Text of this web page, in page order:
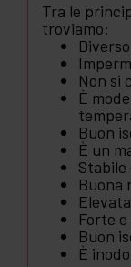
Tra le
troviamo:
Non si
È
Buon
È un
Stabile
Buona
Forte
Buon
È